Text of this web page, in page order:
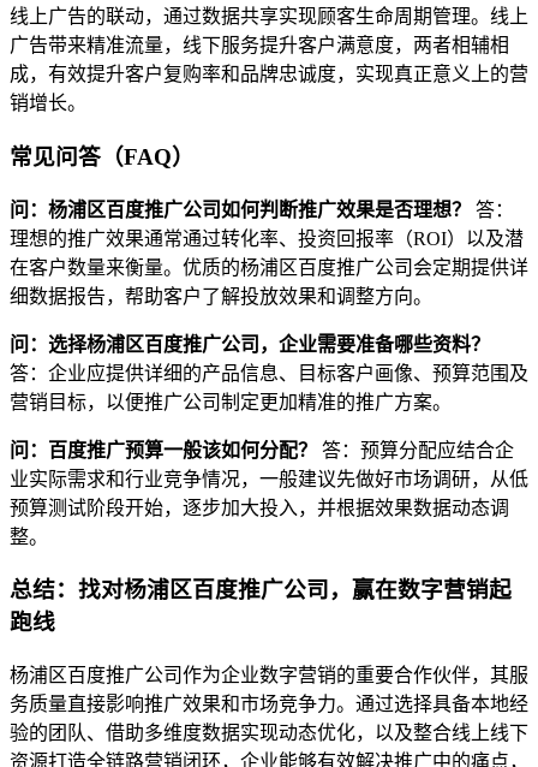
线上广告的联动，通过数据共享实现顾客生命周期管理。线上
广告带来精准流量，线下服务提升客户满意度，两者相辅相
成，有效提升客户复购率和品牌忠诚度，实现真正意义上的营
销增长。
常见问答（FAQ）
问：杨浦区百度推广公司如何判断推广效果是否理想？
答：
理想的推广效果通常通过转化率、投资回报率（ROI）以及潜
在客户数量来衡量。优质的杨浦区百度推广公司会定期提供详
细数据报告，帮助客户了解投放效果和调整方向。
问：选择杨浦区百度推广公司，企业需要准备哪些资料？
答：企业应提供详细的产品信息、目标客户画像、预算范围及
营销目标，以便推广公司制定更加精准的推广方案。
问：百度推广预算一般该如何分配？
答：预算分配应结合企
业实际需求和行业竞争情况，一般建议先做好市场调研，从低
预算测试阶段开始，逐步加大投入，并根据效果数据动态调
整。
总结：找对杨浦区百度推广公司，赢在数字营销起
跑线
杨浦区百度推广公司作为企业数字营销的重要合作伙伴，其服
务质量直接影响推广效果和市场竞争力。通过选择具备本地经
验的团队、借助多维度数据实现动态优化，以及整合线上线下
资源打造全链路营销闭环，企业能够有效解决推广中的痛点，